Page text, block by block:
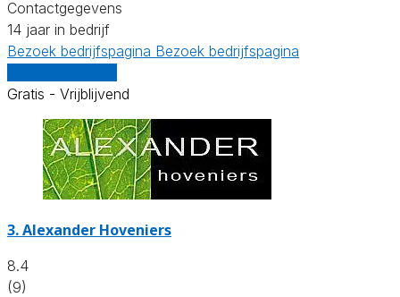
Contactgegevens
14 jaar in bedrijf
Bezoek bedrijfspagina Bezoek bedrijfspagina
Gratis - Vrijblijvend
3.Alexander Hoveniers
8.4
(9)